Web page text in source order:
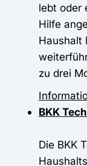
lebt oder
Hilfe
Haushalt
zu drei
BKK
Die BKK